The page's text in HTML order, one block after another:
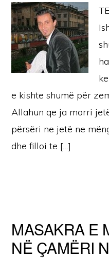
e kishte shumë për
Allahun qe ja morri
përsëri ne jetë ne
dhe filloi te […]
MASAKRA E
NË ÇAMËRI